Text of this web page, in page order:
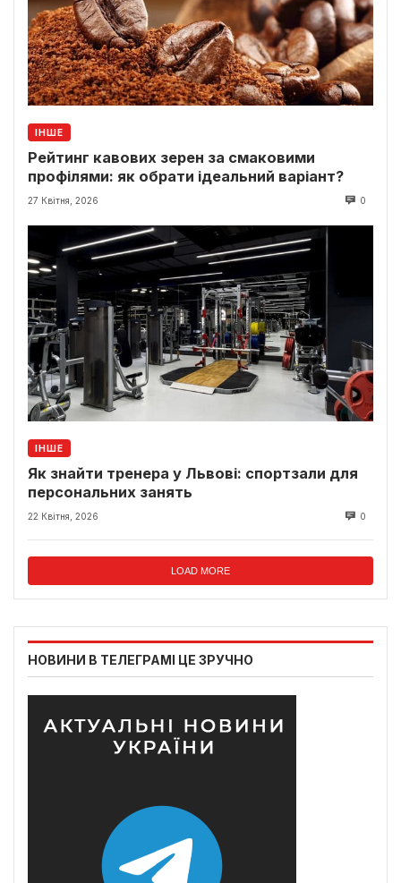
ІНШЕ
Рейтинг кавових зерен за смаковими
профілями: як обрати ідеальний варіант?
27 Квітня, 2026 0
ІНШЕ
Як знайти тренера у Львові: спортзали для
персональних занять
22 Квітня, 2026 0
LOAD MORE
НОВИНИ В ТЕЛЕГРАМІ ЦЕ ЗРУЧНО